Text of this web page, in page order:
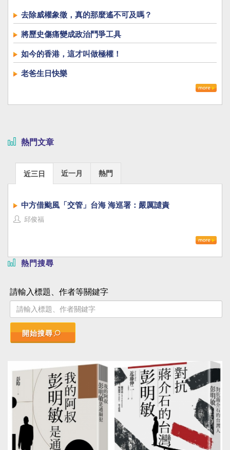
去除威權象徵，真的那麼遙不可及嗎？
將歷史傷痛變成政治鬥爭工具
如今的香港，這才叫做極權！
老爸生日快樂
熱門文章
近三日 近一月 熱門
中方借颱風「交管」台海 海巡署：嚴厲譴責
邱俊福
熱門搜尋
請輸入標題、作者等關鍵字
開始搜尋